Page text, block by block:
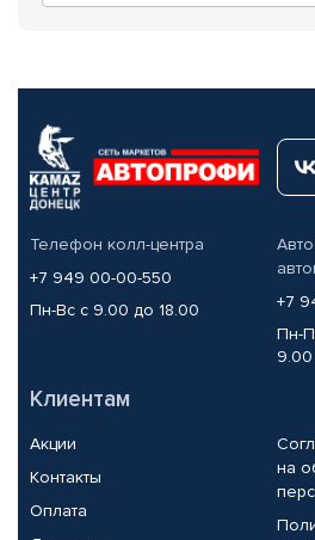
Телефон колл-центра
+7 949 00-00-550
Пн-Вс с 9.00 до 18.00
+7
Пн-
9.00
Клиентам
Акции
Контакты
Оплата
на